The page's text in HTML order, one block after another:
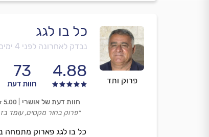
פרוק ותד
כל בו לגג
נבדק לאחרונה לפני 4 ימים
4.88
73
חוות דעת
כל בו לגג פארוק מתמחה
חוות דעת של אושרי 5.00
״פרוק בחור מקסים, עומד